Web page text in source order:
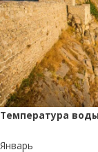
Температура
Январь